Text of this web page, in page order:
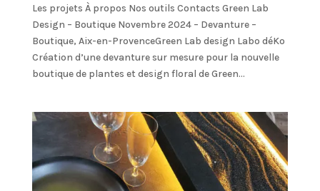
Les projets À propos Nos outils Contacts Green Lab
Design – Boutique Novembre 2024 – Devanture –
Boutique, Aix-en-ProvenceGreen Lab design Labo déKo
Création d’une devanture sur mesure pour la nouvelle
boutique de plantes et design floral de Green...